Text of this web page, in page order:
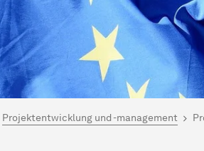
hier:
Projektentwicklung und -management